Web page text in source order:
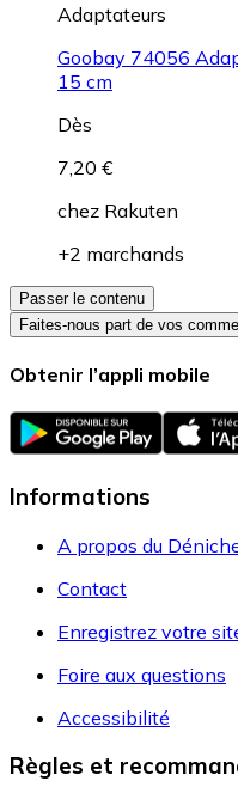
Adaptateurs
Goobay 74056
15 cm
Dès
7,20 €
chez Rakuten
+2 marchands
Passer le contenu
Faites-nous part de vos
Obtenir l’appli mobile
Informations
A propos du
Contact
Enregistrez votre
Foire aux questions
Accessibilité
Règles et